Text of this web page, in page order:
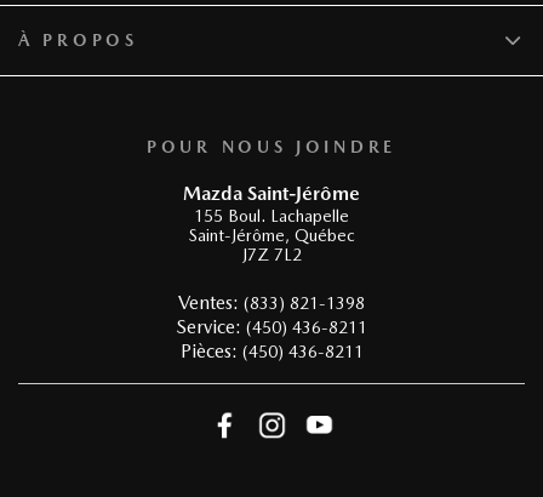
POUR NOUS JOINDRE
Mazda Saint-Jérôme
155 Boul. Lachapelle
Saint-Jérôme, Québec
J7Z 7L2
Ventes: (833) 821-1398
Service: (450) 436-8211
Pièces: (450) 436-8211
À PROPOS